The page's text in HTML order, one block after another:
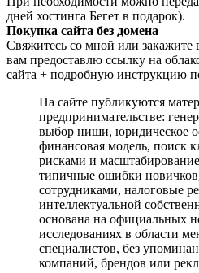
дней хостинга Бегет в подарок).
Покупка сайта без домена
Свяжитесь со мной или закажите
вам предоставлю ссылку на
сайта + подробную инструкцию
На сайте публикуются
предпринимательстве:
выбор ниши, юридическое
финансовая модель, поиск
рисками и
типичные ошибки
сотрудниками, налоговые
интеллектуальной
основана на официальных
исследованиях в области
специалистов, без
компаний, брендов или